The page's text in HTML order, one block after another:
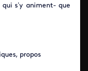
s’y animent- que
propos